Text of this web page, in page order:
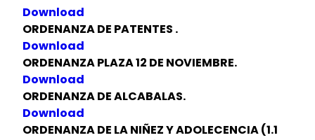
Download
ORDENANZA DE PATENTES .
Download
ORDENANZA PLAZA 12 DE NOVIEMBRE.
Download
ORDENANZA DE ALCABALAS.
Download
ORDENANZA DE LA NIÑEZ Y ADOLECENCIA (1.1